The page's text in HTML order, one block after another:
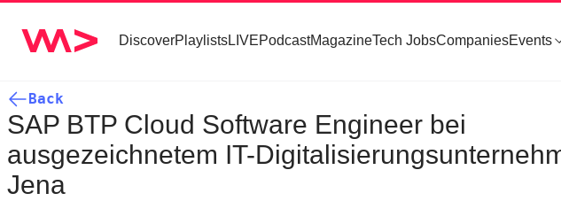
DiscoverPlaylistsLIVEPodcastMagazineTech JobsCompaniesEvents
Back
SAP BTP Cloud Software Engineer bei
ausgezeichnetem IT-
Jena